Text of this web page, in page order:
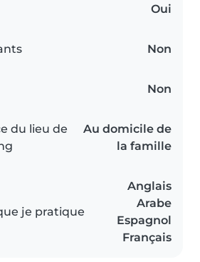
Oui
Non
Non
du lieu de
Au domicile de
la famille
je pratique
Anglais
Arabe
Espagnol
Français